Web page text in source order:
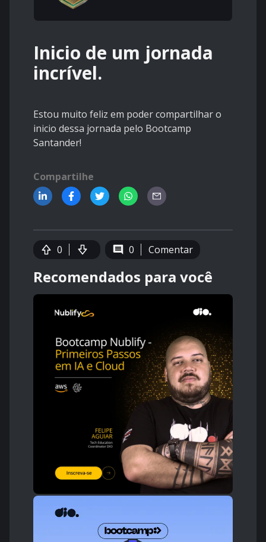
Inicio de um jornada
incrível.
Estou muito feliz em poder compartilhar o
inicio dessa jornada pelo Bootcamp
Santander!
Compartilhe
0 0 Comentar
Recomendados para você